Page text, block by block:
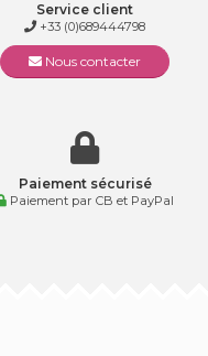
Service client
+33 (0)689444798
Nous contacter
Paiement sécurisé
Paiement par CB et PayPal